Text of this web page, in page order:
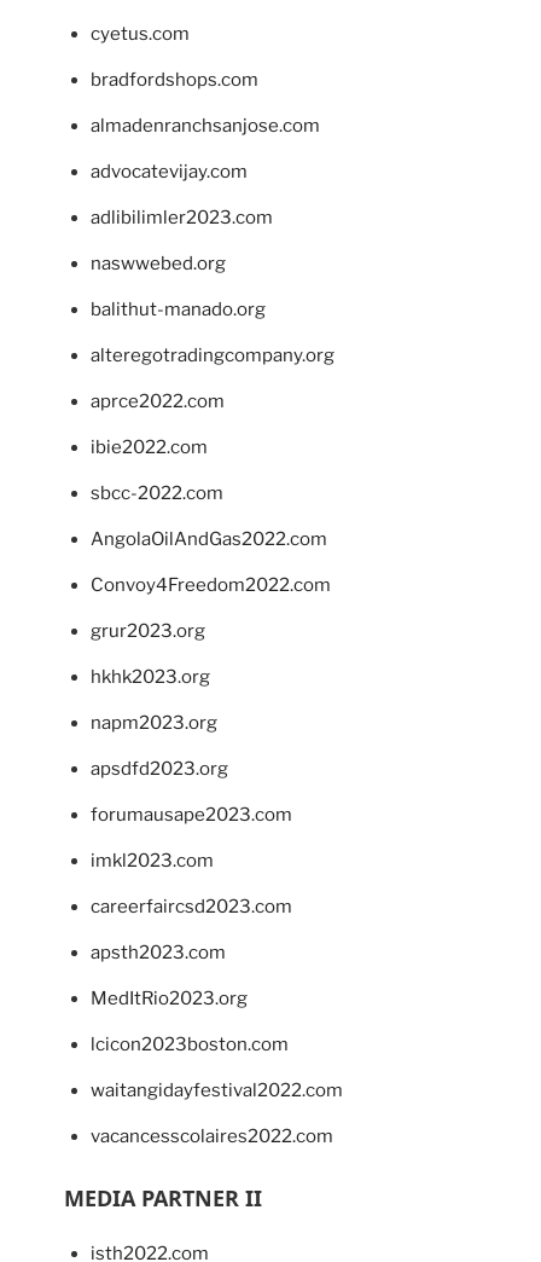
cyetus.com
bradfordshops.com
almadenranchsanjose.com
advocatevijay.com
adlibilimler2023.com
naswwebed.org
balithut-manado.org
alteregotradingcompany.org
aprce2022.com
ibie2022.com
sbcc-2022.com
AngolaOilAndGas2022.com
Convoy4Freedom2022.com
grur2023.org
hkhk2023.org
napm2023.org
apsdfd2023.org
forumausape2023.com
imkl2023.com
careerfaircsd2023.com
apsth2023.com
MedItRio2023.org
lcicon2023boston.com
waitangidayfestival2022.com
vacancesscolaires2022.com
MEDIA PARTNER II
isth2022.com